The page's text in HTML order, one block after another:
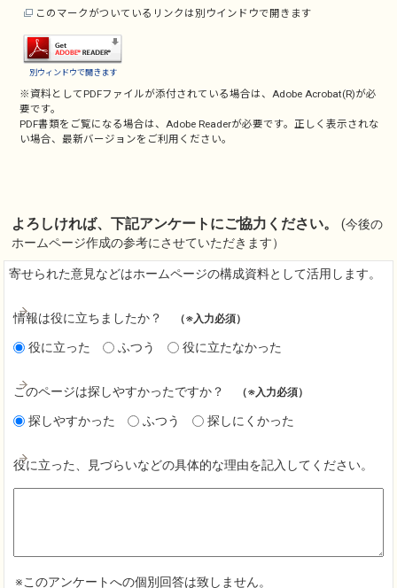
このマークがついているリンクは別ウインドウで開きます
別ウィンドウで開きます
※資料としてPDFファイルが添付されている場合は、 Adobe Acrobat(R)が必
要です。
PDF書類をご覧になる場合は、 Adobe Readerが必要です。正しく表示されな
い場合、最新バージョンをご利用ください。